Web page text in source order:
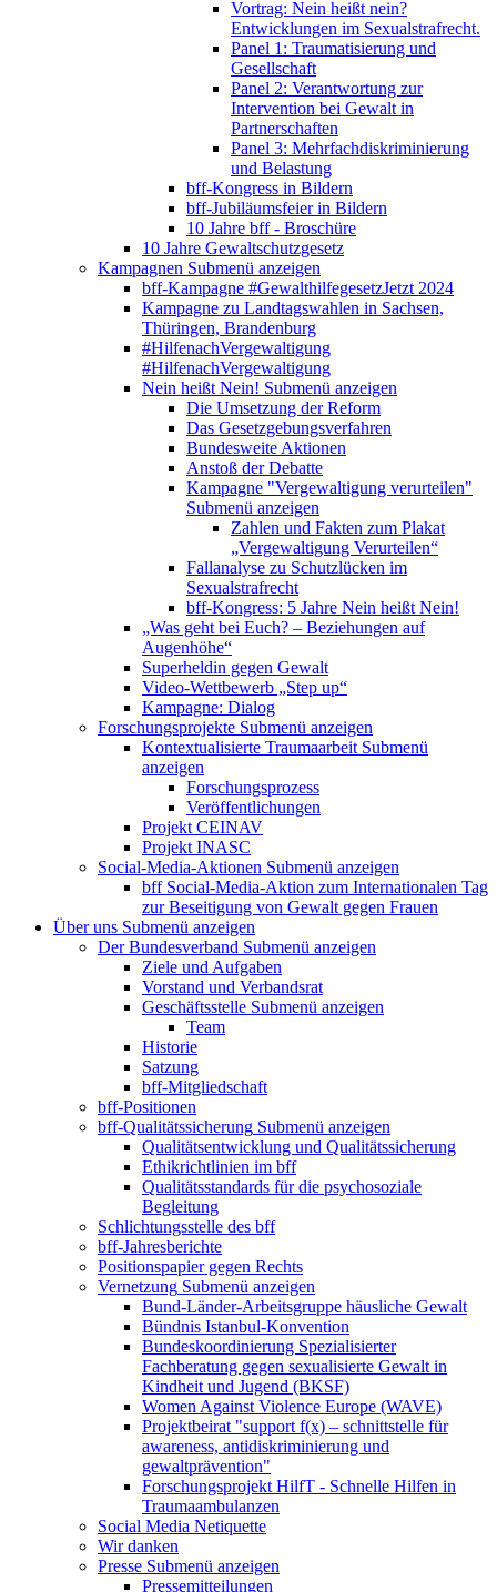
Vortrag: Nein heißt nein?
Entwicklungen im Sexualstrafrecht.
Panel 1: Traumatisierung und
Gesellschaft
Panel 2: Verantwortung zur
Intervention bei Gewalt in
Partnerschaften
Panel 3: Mehrfachdiskriminierung
und Belastung
bff-Kongress in Bildern
bff-Jubiläumsfeier in Bildern
10 Jahre bff - Broschüre
10 Jahre Gewaltschutzgesetz
Kampagnen Submenü anzeigen
bff-Kampagne #GewalthilfegesetzJetzt 2024
Kampagne zu Landtagswahlen in Sachsen,
Thüringen, Brandenburg
#HilfenachVergewaltigung
#HilfenachVergewaltigung
Nein heißt Nein! Submenü anzeigen
Die Umsetzung der Reform
Das Gesetzgebungsverfahren
Bundesweite Aktionen
Anstoß der Debatte
Kampagne "Vergewaltigung verurteilen"
Submenü anzeigen
Zahlen und Fakten zum Plakat
„Vergewaltigung Verurteilen“
Fallanalyse zu Schutzlücken im
Sexualstrafrecht
bff-Kongress: 5 Jahre Nein heißt Nein!
„Was geht bei Euch? – Beziehungen auf
Augenhöhe“
Superheldin gegen Gewalt
Video-Wettbewerb „Step up“
Kampagne: Dialog
Forschungsprojekte Submenü anzeigen
Kontextualisierte Traumaarbeit Submenü
anzeigen
Forschungsprozess
Veröffentlichungen
Projekt CEINAV
Projekt INASC
Social-Media-Aktionen Submenü anzeigen
bff Social-Media-Aktion zum Internationalen Tag
zur Beseitigung von Gewalt gegen Frauen
Über uns Submenü anzeigen
Der Bundesverband Submenü anzeigen
Ziele und Aufgaben
Vorstand und Verbandsrat
Geschäftsstelle Submenü anzeigen
Team
Historie
Satzung
bff-Mitgliedschaft
bff-Positionen
bff-Qualitätssicherung Submenü anzeigen
Qualitätsentwicklung und Qualitätssicherung
Ethikrichtlinien im bff
Qualitätsstandards für die psychosoziale
Begleitung
Schlichtungsstelle des bff
bff-Jahresberichte
Positionspapier gegen Rechts
Vernetzung Submenü anzeigen
Bund-Länder-Arbeitsgruppe häusliche Gewalt
Bündnis Istanbul-Konvention
Bundeskoordinierung Spezialisierter
Fachberatung gegen sexualisierte Gewalt in
Kindheit und Jugend (BKSF)
Women Against Violence Europe (WAVE)
Projektbeirat "support f(x) – schnittstelle für
awareness, antidiskriminierung und
gewaltprävention"
Forschungsprojekt HilfT - Schnelle Hilfen in
Traumaambulanzen
Social Media Netiquette
Wir danken
Presse Submenü anzeigen
Pressemitteilungen